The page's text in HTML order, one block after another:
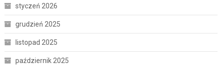
styczeń 2026
grudzień 2025
listopad 2025
październik 2025